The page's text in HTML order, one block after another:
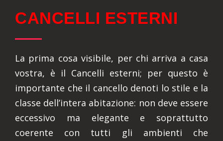
CANCELLI ESTERNI
La prima cosa visibile, per chi arriva a casa
vostra, è il Cancelli esterni; per questo è
importante che il cancello denoti lo stile e la
classe dell’intera abitazione: non deve essere
eccessivo ma elegante e soprattutto
coerente con tutti gli ambienti che